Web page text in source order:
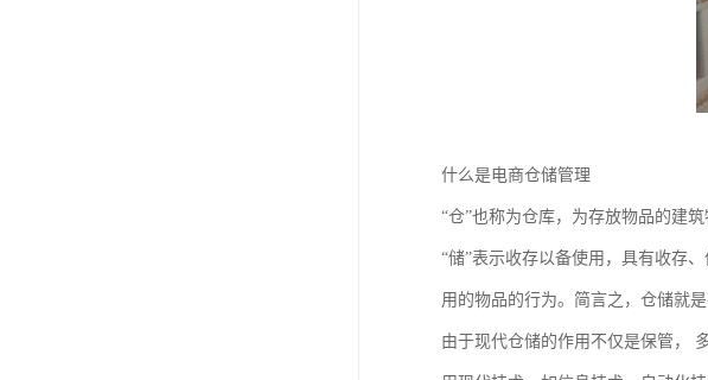
什么是电商仓储管理
“仓”也称为仓库，为存放物品的建
“储”表示收存以备使用，具有收存
用的物品的行为。简言之，仓储就
由于现代仓储的作用不仅是保管，